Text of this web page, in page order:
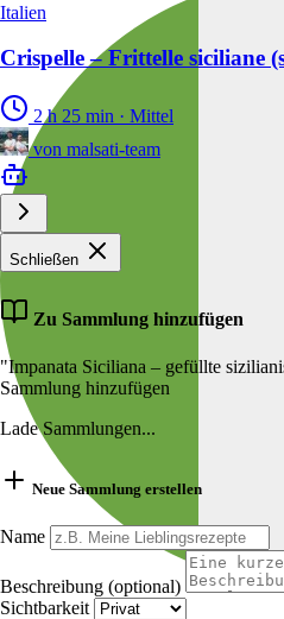
Italien
Crispelle – Frittelle siciliane
2 h 25 min · Mittel
von malsati-team
Schließen
Zu Sammlung hinzufügen
"Impanata Siciliana – gefüllte
Sammlung hinzufügen
Lade Sammlungen...
Neue Sammlung erstellen
Name
Beschreibung (optional)
Sichtbarkeit